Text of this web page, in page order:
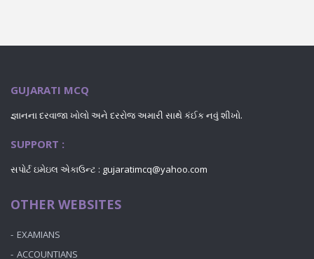
GUJARATI MCQ
જ્ઞાનના દરવાજા ખોલો અને દરરોજ અમારી સાથે કંઈક નવું શીખો.
SUPPORT :
સપોર્ટ ઇમેઇલ એકાઉન્ટ : gujaratimcq@yahoo.com
OTHER WEBSITES
EXAMIANS
ACCOUNTIANS